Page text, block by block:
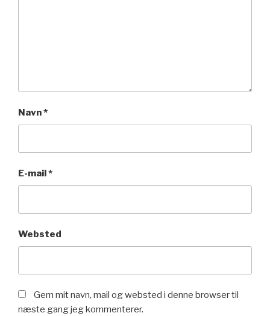
Navn*
E-mail*
Websted
Gem mit navn, mail og websted i denne browser til
næste gang jeg kommenterer.